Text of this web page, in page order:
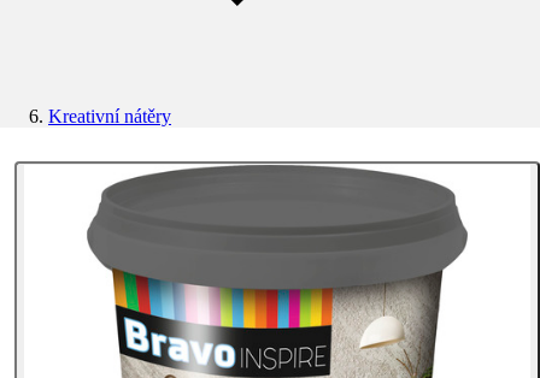
Kreativní nátěry